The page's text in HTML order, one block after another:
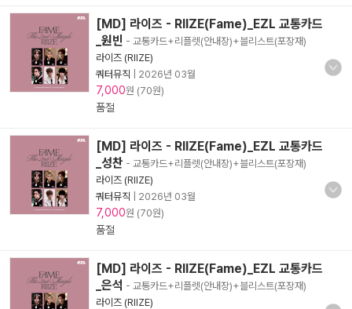
[MD] 라이즈 - RIIZE(Fame)_EZL 교통카드
_원빈 - 교통카드+리플렛(안내장)+블리스트(포장재)
라이즈 (RIIZE)
쿼터뮤직
2026년 03월
7,000원 (70원)
품절
[MD] 라이즈 - RIIZE(Fame)_EZL 교통카드
_성찬 - 교통카드+리플렛(안내장)+블리스트(포장재)
라이즈 (RIIZE)
쿼터뮤직
2026년 03월
7,000원 (70원)
품절
[MD] 라이즈 - RIIZE(Fame)_EZL 교통카드
_은석 - 교통카드+리플렛(안내장)+블리스트(포장재)
라이즈 (RIIZE)